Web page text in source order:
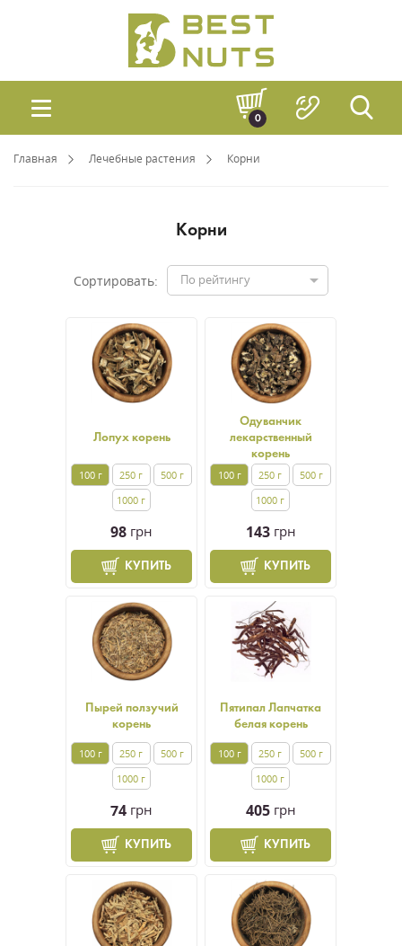
0
Главная Лечебные растения Корни
Корни
Сортировать: По рейтингу
Лопух корень
100 г 250 г
500 г
1000 г
98 грн
КУПИТЬ
Одуванчик
лекарственный
корень
100 г 250 г
500 г
1000 г
143 грн
КУПИТЬ
Пырей ползучий
корень
100 г 250 г
500 г
1000 г
74 грн
КУПИТЬ
Пятипал Лапчатка
белая корень
100 г 250 г
500 г
1000 г
405 грн
КУПИТЬ